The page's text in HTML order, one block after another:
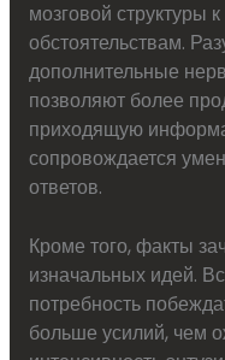
мозговой
обстоятельствам.
дополнительные
позволяют более
приходящую
сопровождается
ответов.
Кроме того, факты
изначальных идей.
потребность
больше усилий, чем